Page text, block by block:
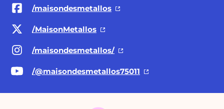
/maisondesmetallos
/MaisonMetallos
/maisondesmetallos/
/@maisondesmetallos75011